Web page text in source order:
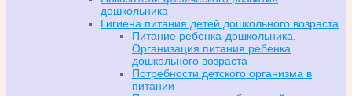
дошкольника
Гигиена питания детей дошкольного возраста
Питание ребенка-дошкольника.
Организация питания ребенка
дошкольного возраста
Потребности детского организма в
питании